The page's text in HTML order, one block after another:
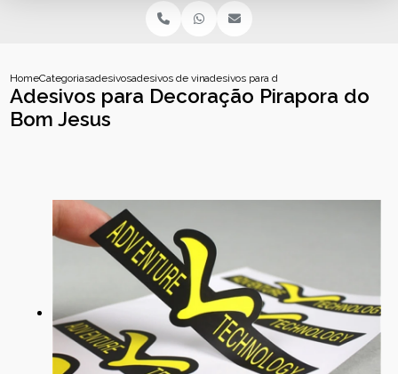
HomeCategoriasadesivosadesivos de viniladesivos para decoracao pirapora do
Adesivos para Decoração Pirapora do
Bom Jesus